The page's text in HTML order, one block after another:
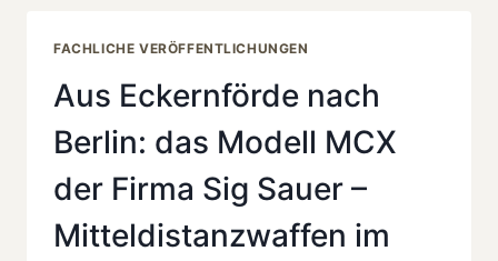
FACHLICHE VERÖFFENTLICHUNGEN
Aus Eckernförde nach
Berlin: das Modell MCX
der Firma Sig Sauer –
Mitteldistanzwaffen im